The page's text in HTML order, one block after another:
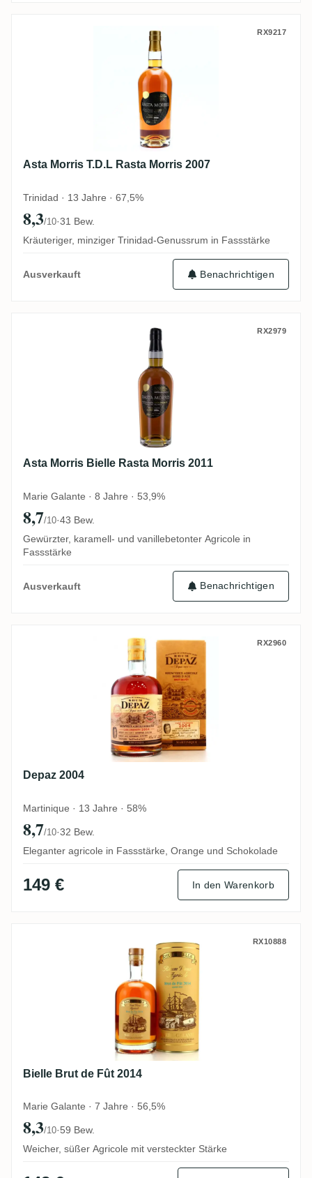
Asta Morris T.D.L Rasta Morris 2007RX9217
Asta Morris T.D.L Rasta Morris 2007
Trinidad · 13 Jahre · 67,5%
8,3/10·31 Bew.
Kräuteriger, minziger Trinidad-Genussrum in Fassstärke
Ausverkauft Benachrichtigen
Asta Morris Bielle Rasta Morris 2011RX2979
Asta Morris Bielle Rasta Morris 2011
Marie Galante · 8 Jahre · 53,9%
8,7/10·43 Bew.
Gewürzter, karamell- und vanillebetonter Agricole in
Fassstärke
Ausverkauft Benachrichtigen
RX2960
Depaz 2004
Martinique · 13 Jahre · 58%
8,7/10·32 Bew.
Eleganter agricole in Fassstärke, Orange und Schokolade
149 € In den Warenkorb
Bielle Brut de Fût 2014 RX10888
Bielle Brut de Fût 2014
Marie Galante · 7 Jahre · 56,5%
8,3/10·59 Bew.
Weicher, süßer Agricole mit versteckter Stärke